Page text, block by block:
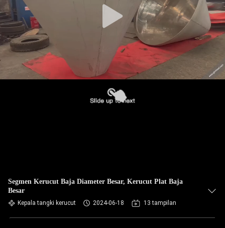
Segmen Kerucut Baja Diameter Besar, Kerucut Plat Baja
Besar
Kepala tangki kerucut 2024-06-18 13 tampilan